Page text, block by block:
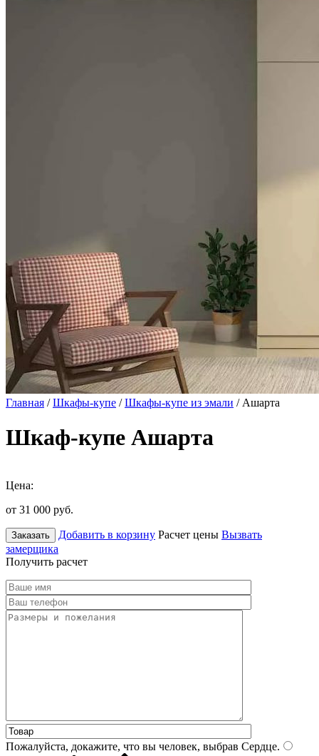
Главная /Шкафы-купе /Шкафы-купе из эмали / Ашарта
Шкаф-купе Ашарта
Цена:
от 31 000 руб.
Заказать Добавить в корзину Расчет цены Вызвать
замерщика
Получить расчет
Пожалуйста, докажите, что вы человек, выбрав Сердце.